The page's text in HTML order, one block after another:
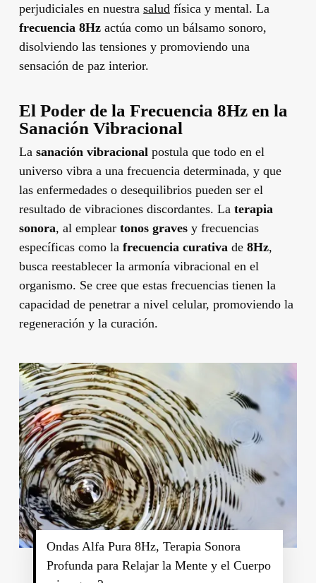
perjudiciales en nuestra salud física y mental. La
frecuencia 8Hzactúa como un bálsamo sonoro,
disolviendo las tensiones y promoviendo una
sensación de paz interior.
El Poder de la Frecuencia 8Hz en la
Sanación Vibracional
La sanación vibracional postula que todo en el
universo vibra a una frecuencia determinada, y que
las enfermedades o desequilibrios pueden ser el
resultado de vibraciones discordantes. La terapia
sonora, al emplear tonos gravesy frecuencias
específicas como la frecuencia curativa de 8Hz,
busca reestablecer la armonía vibracional en el
organismo. Se cree que estas frecuencias tienen la
capacidad de penetrar a nivel celular, promoviendo la
regeneración y la curación.
Ondas Alfa Pura 8Hz, Terapia Sonora
Profunda para Relajar la Mente y el Cuerpo